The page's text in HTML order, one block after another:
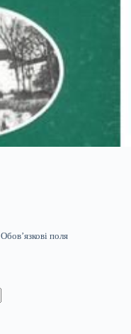
Обов’язкові поля